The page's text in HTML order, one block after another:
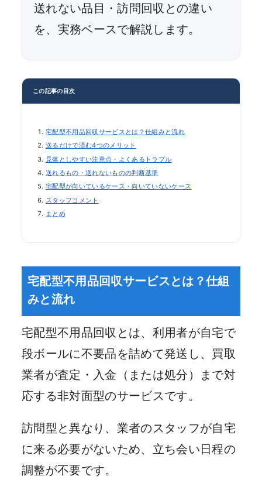
送れない品目・訪問回収との違い
を、実務ベースで解説します。
この記事の目次
宅配型不用品回収サービスとは？仕組みと流れ
送るだけで済む4つのメリット
見落としやすい注意点・よくあるトラブル
送れるもの・送れないものの判断基準
宅配型が向いているケース・向いていないケース
スタッフコメント
まとめ
宅配型不用品回収サービスとは？仕組
みと流れ
宅配型不用品回収とは、利用者が自宅で
段ボールに不要品を詰めて発送し、買取
業者が査定・入金（または処分）まで対
応する非対面型のサービスです。
訪問型と異なり、業者のスタッフが自宅
に来る必要がないため、立ち会い日程の
調整が不要です。